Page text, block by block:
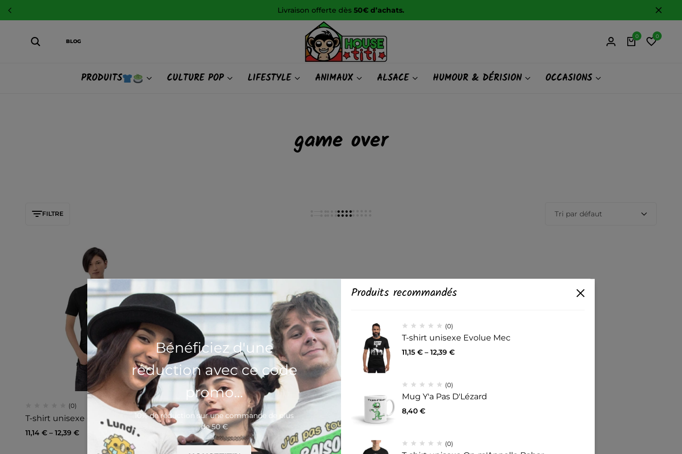
Livraison offerte dès 50€ d’achats.
BLOG
0 0
PRODUITS CULTURE POP LIFESTYLE ANIMAUX ALSACE HUMOUR & DÉRISION OCCASIONS
game over
FILTRE Tri par défaut
(0)
T-shirt unisexe Game Over
11,14 € – 12,39 €
Bénéficiez d'une
réduction avec ce code
promo...
10% de réduction sur une commande de plus
de 50 €
Produits recommandés
(0)
T-shirt unisexe Evolue Mec
11,15 € – 12,39 €
(0)
Mug Y'a Pas D'Lézard
8,40 €
(0)